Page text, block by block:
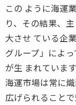
この ように海運
り、その結果、
大させ ている企
グループ」によ
が生 まれています
海運市場は常に
広げられることで